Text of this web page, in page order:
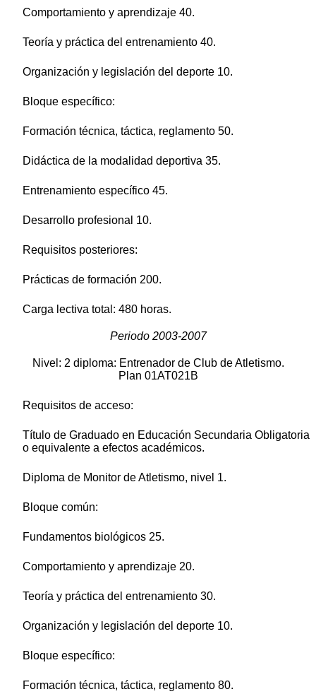
Comportamiento y aprendizaje 40.
Teoría y práctica del entrenamiento 40.
Organización y legislación del deporte 10.
Bloque específico:
Formación técnica, táctica, reglamento 50.
Didáctica de la modalidad deportiva 35.
Entrenamiento específico 45.
Desarrollo profesional 10.
Requisitos posteriores:
Prácticas de formación 200.
Carga lectiva total: 480 horas.
Periodo 2003-2007
Nivel: 2 diploma: Entrenador de Club de Atletismo.
Plan 01AT021B
Requisitos de acceso:
Título de Graduado en Educación Secundaria Obligatoria
o equivalente a efectos académicos.
Diploma de Monitor de Atletismo, nivel 1.
Bloque común:
Fundamentos biológicos 25.
Comportamiento y aprendizaje 20.
Teoría y práctica del entrenamiento 30.
Organización y legislación del deporte 10.
Bloque específico:
Formación técnica, táctica, reglamento 80.